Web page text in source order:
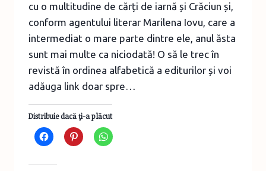
cu o multitudine de cărți de iarnă și Crăciun și,
conform agentului literar Marilena Iovu, care a
intermediat o mare parte dintre ele, anul ăsta
sunt mai multe ca niciodată! O să le trec în
revistă în ordinea alfabetică a editurilor și voi
adăuga link doar spre…
Distribuie dacă ţi-a plăcut